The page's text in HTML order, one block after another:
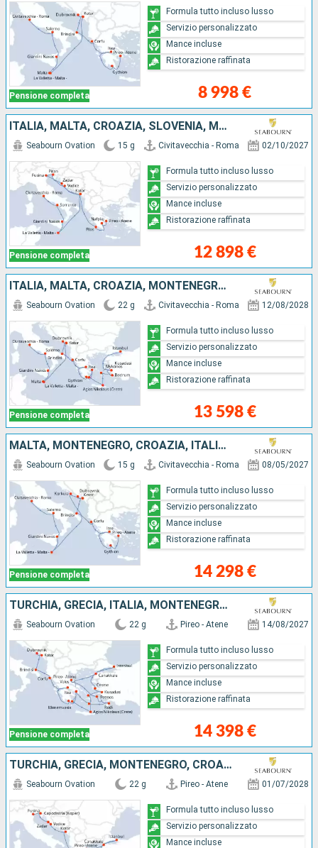
Pensione completa 8 998 €
Formula tutto incluso lusso
Servizio personalizzato
Mance incluse
Ristorazione raffinata
ITALIA, MALTA, CROAZIA, SLOVENIA, MONTENEGRO, GRECIA
Pensione completa
Seabourn Ovation 15 g Civitavecchia - Roma 02/10/2027
12 898 €
Formula tutto incluso lusso
Servizio personalizzato
Mance incluse
Ristorazione raffinata
ITALIA, MALTA, CROAZIA, MONTENEGRO, GRECIA, TURCHIA
Pensione completa
Seabourn Ovation 22 g Civitavecchia - Roma 12/08/2028
13 598 €
Formula tutto incluso lusso
Servizio personalizzato
Mance incluse
Ristorazione raffinata
MALTA, MONTENEGRO, CROAZIA, ITALIA, GRECIA
Pensione completa
Seabourn Ovation 15 g Civitavecchia - Roma 08/05/2027
14 298 €
Formula tutto incluso lusso
Servizio personalizzato
Mance incluse
Ristorazione raffinata
TURCHIA, GRECIA, ITALIA, MONTENEGRO, CROAZIA
Pensione completa
Seabourn Ovation 22 g Pireo - Atene 14/08/2027
14 398 €
Formula tutto incluso lusso
Servizio personalizzato
Mance incluse
Ristorazione raffinata
TURCHIA, GRECIA, MONTENEGRO, CROAZIA, SLOVENIA, ITALIA
Seabourn Ovation 22 g Pireo - Atene 01/07/2028
Formula tutto incluso lusso
Servizio personalizzato
Mance incluse